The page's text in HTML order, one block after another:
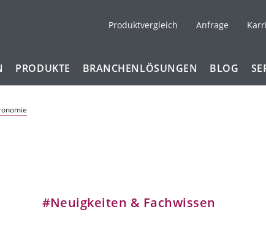
Produktvergleich Anfrage
PRODUKTE BRANCHENLÖSUNGEN BLOG
#Neuigkeiten & Fachwissen